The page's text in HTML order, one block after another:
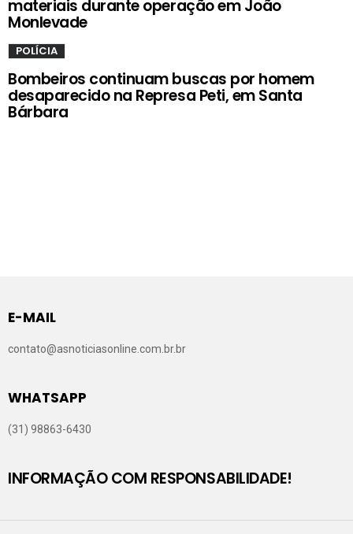
materiais durante operação em João
Monlevade
POLÍCIA
Bombeiros continuam buscas por homem
desaparecido na Represa Peti, em Santa
Bárbara
E-MAIL
contato@asnoticiasonline.com.br.br
WHATSAPP
(31) 98863-6430
INFORMAÇÃO COM RESPONSABILIDADE!